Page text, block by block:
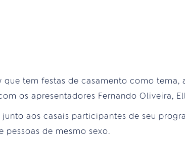
tem festas de casamento como tema,
os apresentadores Fernando Oliveira,
aos casais participantes de seu
pessoas de mesmo sexo.